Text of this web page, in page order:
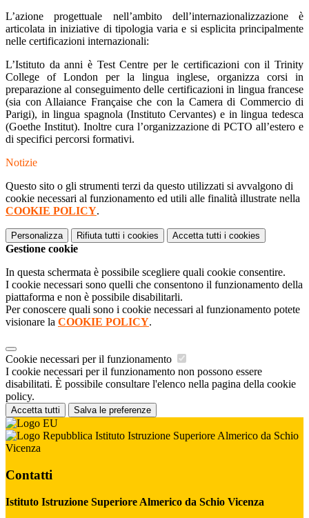
L’azione progettuale nell’ambito dell’internazionalizzazione è
articolata in iniziative di tipologia varia e si esplicita principalmente
nelle certificazioni internazionali:
L’Istituto da anni è Test Centre per le certificazioni con il Trinity
College of London per la lingua inglese, organizza corsi in
preparazione al conseguimento delle certificazioni in lingua francese
(sia con Allaiance Française che con la Camera di Commercio di
Parigi), in lingua spagnola (Instituto Cervantes) e in lingua tedesca
(Goethe Institut). Inoltre cura l’organizzazione di PCTO all’estero e
di specifici percorsi formativi.
Notizie
Questo sito o gli strumenti terzi da questo utilizzati si avvalgono di
cookie necessari al funzionamento ed utili alle finalità illustrate nella
COOKIE POLICY.
Personalizza Rifiuta tutti i cookies Accetta tutti i cookies
Gestione cookie
In questa schermata è possibile scegliere quali cookie consentire.
I cookie necessari sono quelli che consentono il funzionamento della
piattaforma e non è possibile disabilitarli.
Per conoscere quali sono i cookie necessari al funzionamento potete
visionare la COOKIE POLICY.
Cookie necessari per il funzionamento
I cookie necessari per il funzionamento non possono essere
disabilitati. È possibile consultare l'elenco nella pagina della cookie
policy.
Accetta tutti Salva le preferenze
Istituto Istruzione Superiore Almerico da Schio
Vicenza
Contatti
Istituto Istruzione Superiore Almerico da Schio Vicenza